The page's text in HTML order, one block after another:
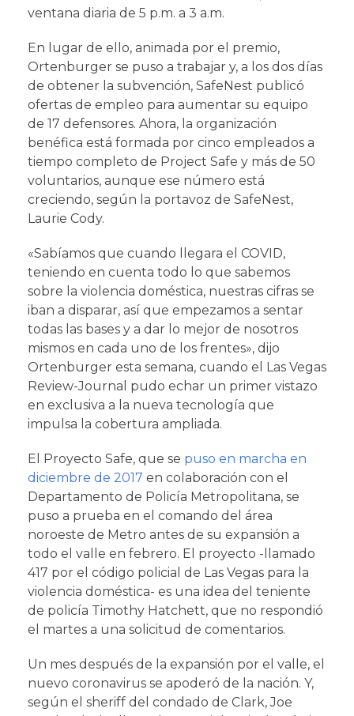
ventana diaria de 5 p.m. a 3 a.m.
En lugar de ello, animada por el premio,
Ortenburger se puso a trabajar y, a los dos días
de obtener la subvención, SafeNest publicó
ofertas de empleo para aumentar su equipo
de 17 defensores. Ahora, la organización
benéfica está formada por cinco empleados a
tiempo completo de Project Safe y más de 50
voluntarios, aunque ese número está
creciendo, según la portavoz de SafeNest,
Laurie Cody.
«Sabíamos que cuando llegara el COVID,
teniendo en cuenta todo lo que sabemos
sobre la violencia doméstica, nuestras cifras se
iban a disparar, así que empezamos a sentar
todas las bases y a dar lo mejor de nosotros
mismos en cada uno de los frentes», dijo
Ortenburger esta semana, cuando el Las Vegas
Review-Journal pudo echar un primer vistazo
en exclusiva a la nueva tecnología que
impulsa la cobertura ampliada.
El Proyecto Safe, que se puso en marcha en
diciembre de 2017 en colaboración con el
Departamento de Policía Metropolitana, se
puso a prueba en el comando del área
noroeste de Metro antes de su expansión a
todo el valle en febrero. El proyecto -llamado
417 por el código policial de Las Vegas para la
violencia doméstica- es una idea del teniente
de policía Timothy Hatchett, que no respondió
el martes a una solicitud de comentarios.
Un mes después de la expansión por el valle, el
nuevo coronavirus se apoderó de la nación. Y,
según el sheriff del condado de Clark, Joe